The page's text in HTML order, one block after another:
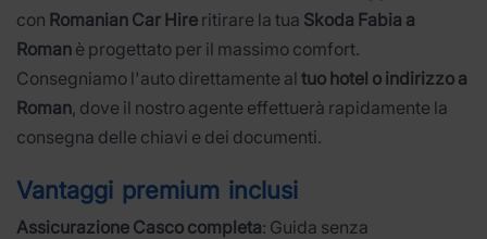
con Romanian Car Hire ritirare la tua Skoda Fabia a
Roman è progettato per il massimo comfort.
Consegniamo l'auto direttamente al tuo hotel o indirizzo a
Roman, dove il nostro agente effettuerà rapidamente la
consegna delle chiavi e dei documenti.
Vantaggi premium inclusi
Assicurazione Casco completa: Guida senza